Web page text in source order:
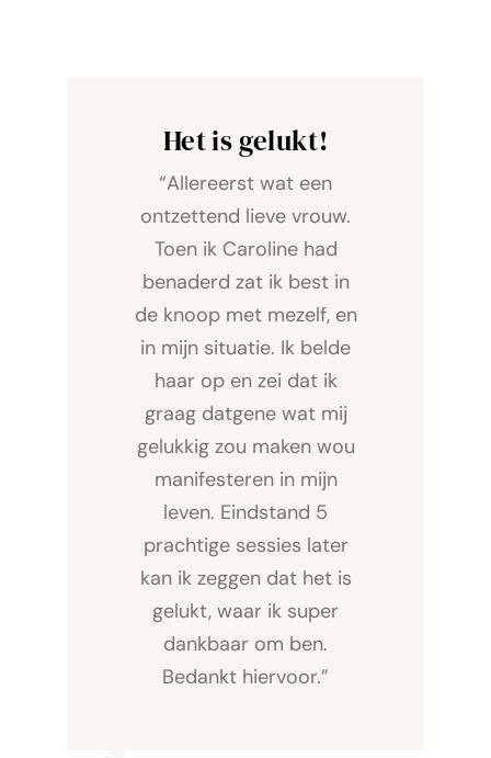
Het is gelukt!
“Allereerst wat een
ontzettend lieve vrouw.
Toen ik Caroline had
benaderd zat ik best in
de knoop met mezelf, en
in mijn situatie. Ik belde
haar op en zei dat ik
graag datgene wat mij
gelukkig zou maken wou
manifesteren in mijn
leven. Eindstand 5
prachtige sessies later
kan ik zeggen dat het is
gelukt, waar ik super
dankbaar om ben.
Bedankt hiervoor.”